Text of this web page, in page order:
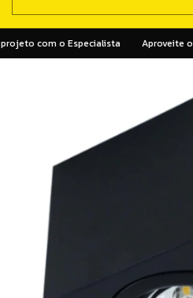
com o Especialista Aproveite o